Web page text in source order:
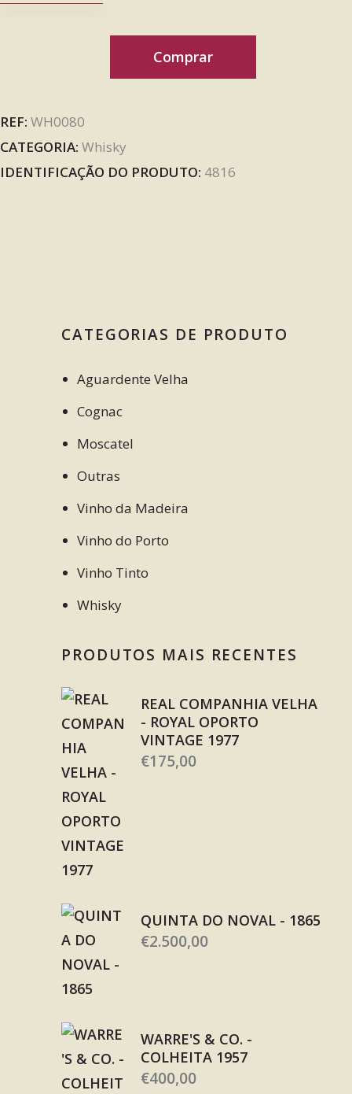
Comprar
REF: WH0080
CATEGORIA: Whisky
IDENTIFICAÇÃO DO PRODUTO: 4816
CATEGORIAS DE PRODUTO
Aguardente Velha
Cognac
Moscatel
Outras
Vinho da Madeira
Vinho do Porto
Vinho Tinto
Whisky
PRODUTOS MAIS RECENTES
REAL COMPANHIA VELHA
- ROYAL OPORTO
VINTAGE 1977
€175,00
QUINTA DO NOVAL - 1865
€2.500,00
WARRE'S & CO. -
COLHEITA 1957
€400,00